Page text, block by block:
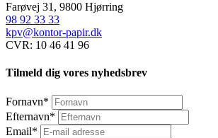
Farøvej 31, 9800 Hjørring
98 92 33 33
kpv@kontor-papir.dk
CVR: 10 46 41 96
Tilmeld dig vores nyhedsbrev
Fornavn*
Efternavn*
Email*